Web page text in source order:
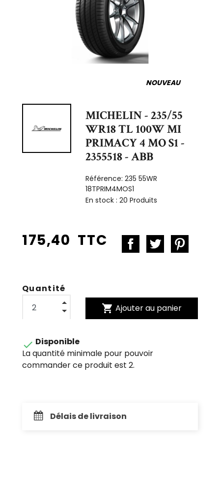
NOUVEAU
MICHELIN - 235/55
WR18 TL 100W MI
PRIMACY 4 MO S1 -
2355518 - ABB
Référence:235 55WR
18TPRIM4MOS1
En stock :20 Produits
175,40 TTC
Quantité
shopping_cart Ajouter au panier
 Disponible
La quantité minimale pour pouvoir
commander ce produit est 2.
Délais de livraison